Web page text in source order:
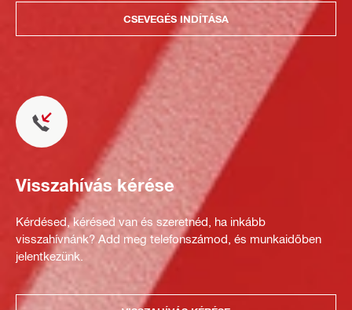
CSEVEGÉS INDÍTÁSA
Visszahívás kérése
Kérdésed, kérésed van és szeretnéd, ha inkább
visszahívnánk? Add meg telefonszámod, és munkaidőben
jelentkezünk.